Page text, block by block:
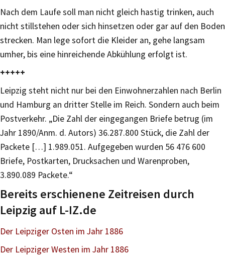
Nach dem Laufe soll man nicht gleich hastig trinken, auch
nicht stillstehen oder sich hinsetzen oder gar auf den Boden
strecken. Man lege sofort die Kleider an, gehe langsam
umher, bis eine hinreichende Abkühlung erfolgt ist.
+++++
Leipzig steht nicht nur bei den Einwohnerzahlen nach Berlin
und Hamburg an dritter Stelle im Reich. Sondern auch beim
Postverkehr. „Die Zahl der eingegangen Briefe betrug (im
Jahr 1890/Anm. d. Autors) 36.287.800 Stück, die Zahl der
Packete […] 1.989.051. Aufgegeben wurden 56 476 600
Briefe, Postkarten, Drucksachen und Warenproben,
3.890.089 Packete.“
Bereits erschienene Zeitreisen durch
Leipzig auf L-IZ.de
Der Leipziger Osten im Jahr 1886
Der Leipziger Westen im Jahr 1886